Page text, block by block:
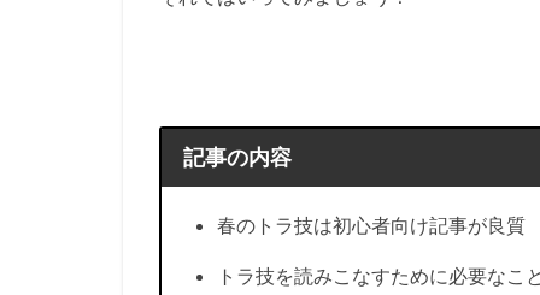
記事の内容
春のトラ技は初心者向け記事が良質
トラ技を読みこなすために必要なこと